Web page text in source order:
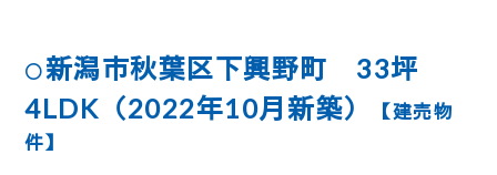
〇新潟市秋葉区下興野町 33坪
4LDK（2022年10月新築）
【建売物
件】